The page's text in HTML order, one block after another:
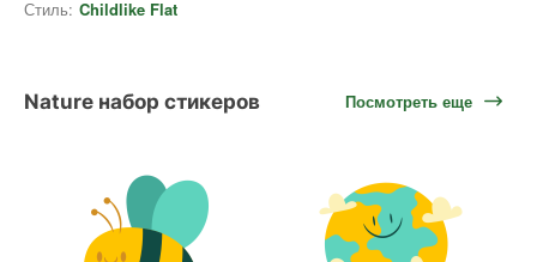
Стиль: Childlike Flat
Nature набор стикеров Посмотреть еще